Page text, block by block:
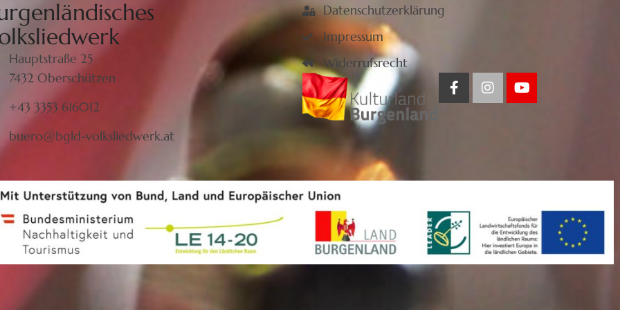
Hauptstraße 25
7432 Oberschützen
+43 3353 616012
buero@bgld-volksliedwerk.at
Datenschutzerklärung
Impressum
Widerrufsrecht